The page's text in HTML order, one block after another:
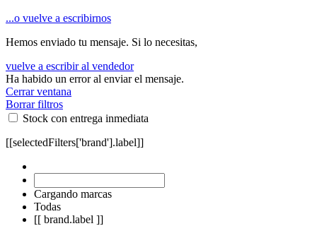
...o vuelve a escribirnos
Hemos enviado tu mensaje. Si lo necesitas,
vuelve a escribir al vendedor
Ha habido un error al enviar el mensaje.
Cerrar ventana
Borrar filtros
Stock con entrega inmediata
[[selectedFilters['brand'].label]]
Cargando marcas
Todas
[[ brand.label ]]